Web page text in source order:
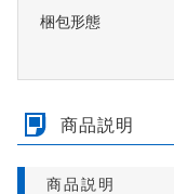
梱包形態
商品説明
商品説明